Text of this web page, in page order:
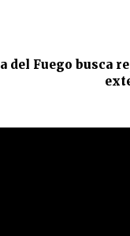
del Fuego busca